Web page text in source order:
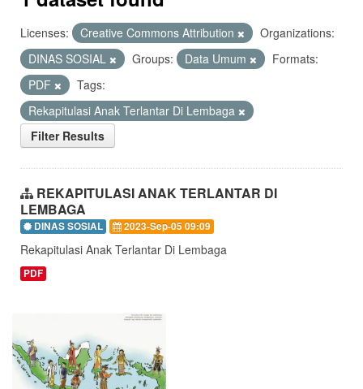
Licenses: Creative Commons Attribution
Organizations:
DINAS SOSIAL
Groups: Data Umum
Formats:
PDF
Tags:
Rekapitulasi Anak Terlantar Di Lembaga
Filter Results
REKAPITULASI ANAK TERLANTAR DI
LEMBAGA
DINAS SOSIAL 2023-Sep-05 09:09
Rekapitulasi Anak Terlantar Di Lembaga
PDF